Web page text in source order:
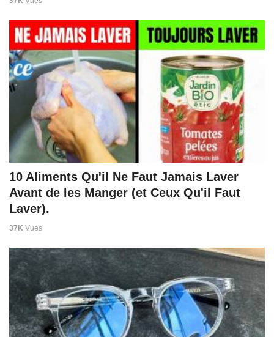
10 Aliments Qu'il Ne Faut Jamais Laver
Avant de les Manger (et Ceux Qu'il Faut
Laver).
37K Vues